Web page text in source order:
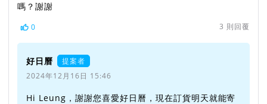
嗎？謝謝
0 3 則回覆
好日曆
提案者
2024年12月16日 15:46
Hi Leung，謝謝您喜愛好日曆，現在訂貨明天就能寄